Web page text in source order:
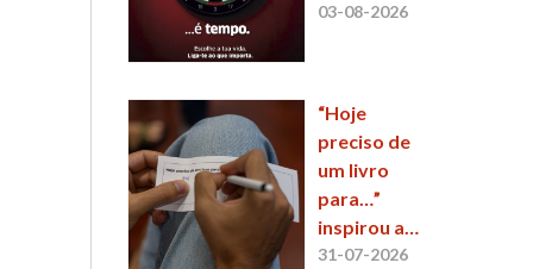
03-08-2026
“Hoje
preciso de
um livro
para…”
inspirou a
11.ª sessão
31-07-2026